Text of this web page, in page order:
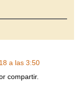
a las 3:50
compartir.